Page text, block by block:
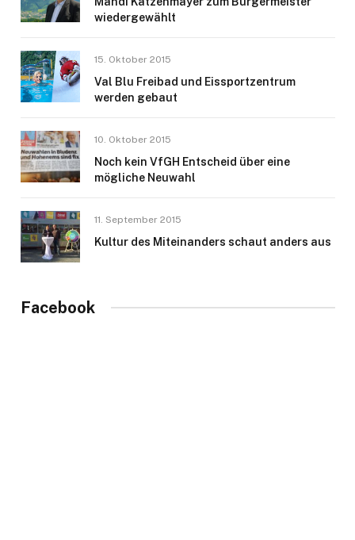
wiedergewählt
15. Oktober 2015
Val Blu Freibad und Eissportzentrum
werden gebaut
10. Oktober 2015
Noch kein VfGH Entscheid über eine
mögliche Neuwahl
11. September 2015
Kultur des Miteinanders schaut anders aus
Facebook